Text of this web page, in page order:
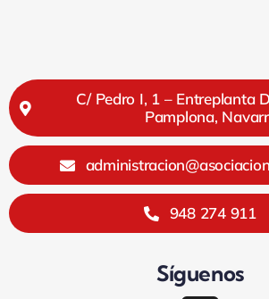
C/ Pedro I, 1 – Entreplanta
Pamplona,
948 274 911
Síguenos